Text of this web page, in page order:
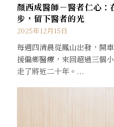
顏西成醫師－醫者仁心：
步，留下醫者的光
2025年12月15日
每週四清晨從鳳山出發，開
援偏鄉醫療，來回超過三個
走了將近二十年。...